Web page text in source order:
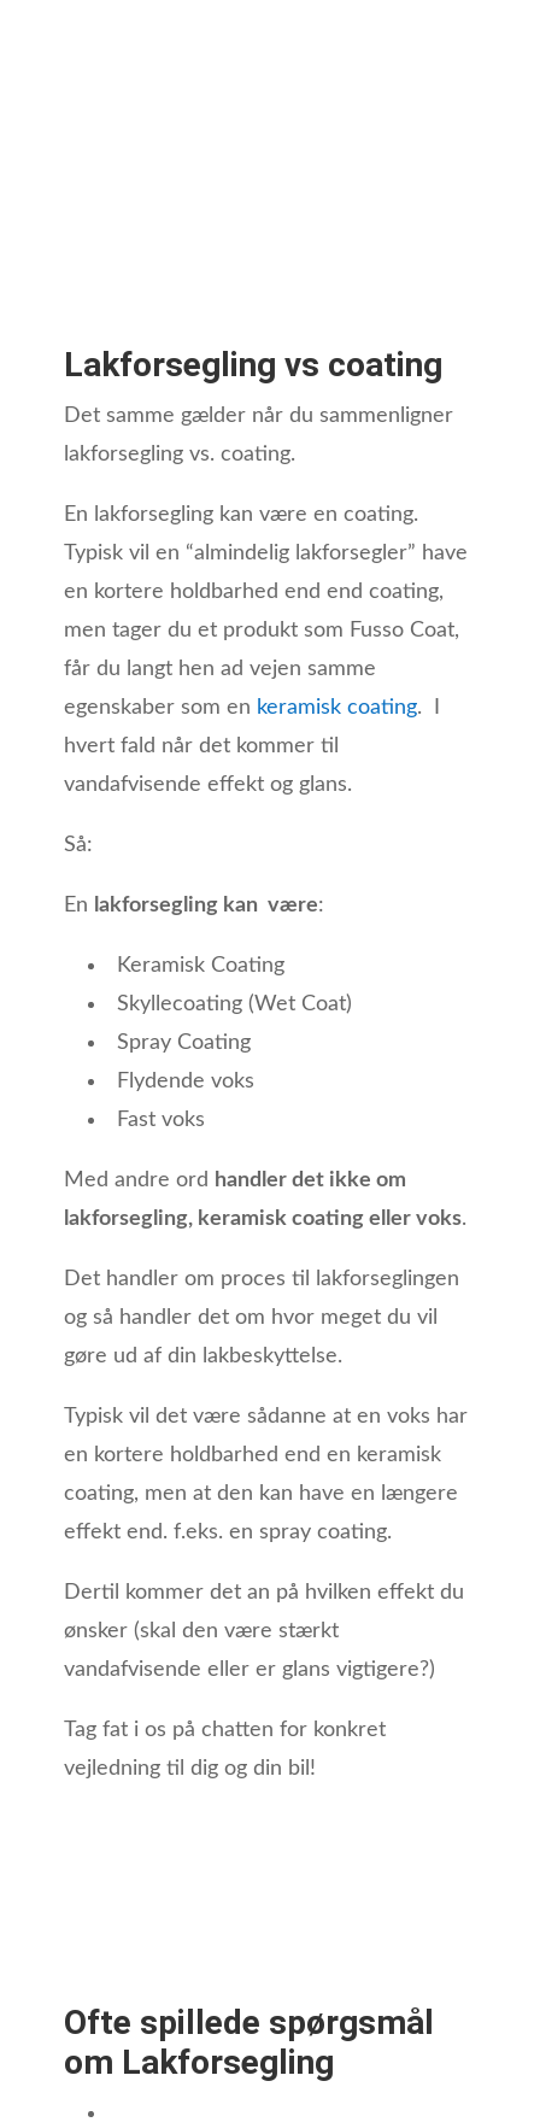
Lakforsegling vs coating
Det samme gælder når du sammenligner
lakforsegling vs. coating.
En lakforsegling kan være en coating.
Typisk vil en “almindelig lakforsegler” have
en kortere holdbarhed end end coating,
men tager du et produkt som Fusso Coat,
får du langt hen ad vejen samme
egenskaber som en keramisk coating. I
hvert fald når det kommer til
vandafvisende effekt og glans.
Så:
En lakforsegling kan være:
Keramisk Coating
Skyllecoating (Wet Coat)
Spray Coating
Flydende voks
Fast voks
Med andre ord handler det ikke om
lakforsegling, keramisk coating eller voks.
Det handler om proces til lakforseglingen
og så handler det om hvor meget du vil
gøre ud af din lakbeskyttelse.
Typisk vil det være sådanne at en voks har
en kortere holdbarhed end en keramisk
coating, men at den kan have en længere
effekt end. f.eks. en spray coating.
Dertil kommer det an på hvilken effekt du
ønsker (skal den være stærkt
vandafvisende eller er glans vigtigere?)
Tag fat i os på chatten for konkret
vejledning til dig og din bil!
Ofte spillede spørgsmål
om Lakforsegling